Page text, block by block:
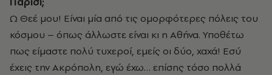
Ω Θεέ μου! Είναι μία από τις ομορφότερες πόλεις του
κόσμου – όπως άλλωστε είναι κι η Αθήνα. Υποθέτω
πως είμαστε πολύ τυχεροί, εμείς οι δύο, χαχά! Εσύ
έχεις την Ακρόπολη, εγώ έχω… επίσης τόσο πολλά